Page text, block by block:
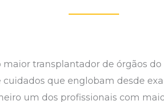
transplantador de órgãos
que englobam desde
um dos profissionais com